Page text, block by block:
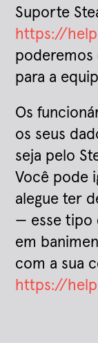
Suporte
https://
poderemos
para a
Os
os seus
seja pelo
Você pode
alegue ter
— esse tipo
em
com a sua
https://